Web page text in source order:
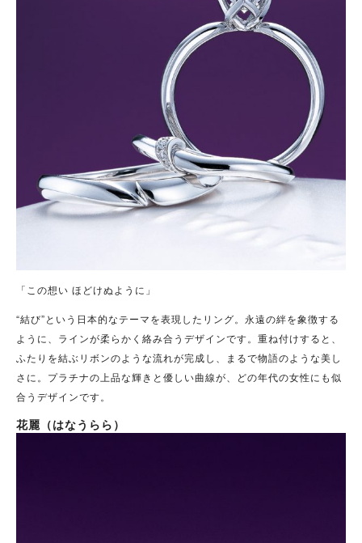
「この想い ほどけぬように」
“結び”という日本的なテーマを表現したリング。永遠の絆を象徴する
ように、ラインが柔らかく絡み合うデザインです。重ね付けすると、
ふたりを結ぶリボンのような流れが完成し、まるで物語のような美し
さに。プラチナの上品な輝きと優しい曲線が、どの年代の女性にも似
合うデザインです。
花麗（はなうらら）